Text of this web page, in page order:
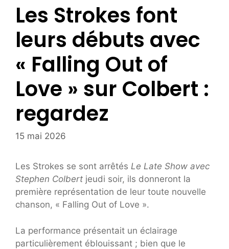
Les Strokes font
leurs débuts avec
« Falling Out of
Love » sur Colbert :
regardez
15 mai 2026
Les Strokes se sont arrêtés Le Late Show avec
Stephen Colbert jeudi soir, ils donneront la
première représentation de leur toute nouvelle
chanson, « Falling Out of Love ».
La performance présentait un éclairage
particulièrement éblouissant ; bien que le